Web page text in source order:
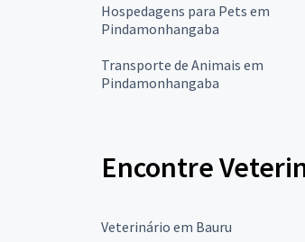
Hospedagens para Pets em
Pindamonhangaba
Transporte de Animais em
Pindamonhangaba
Encontre
Veterinário em Bauru